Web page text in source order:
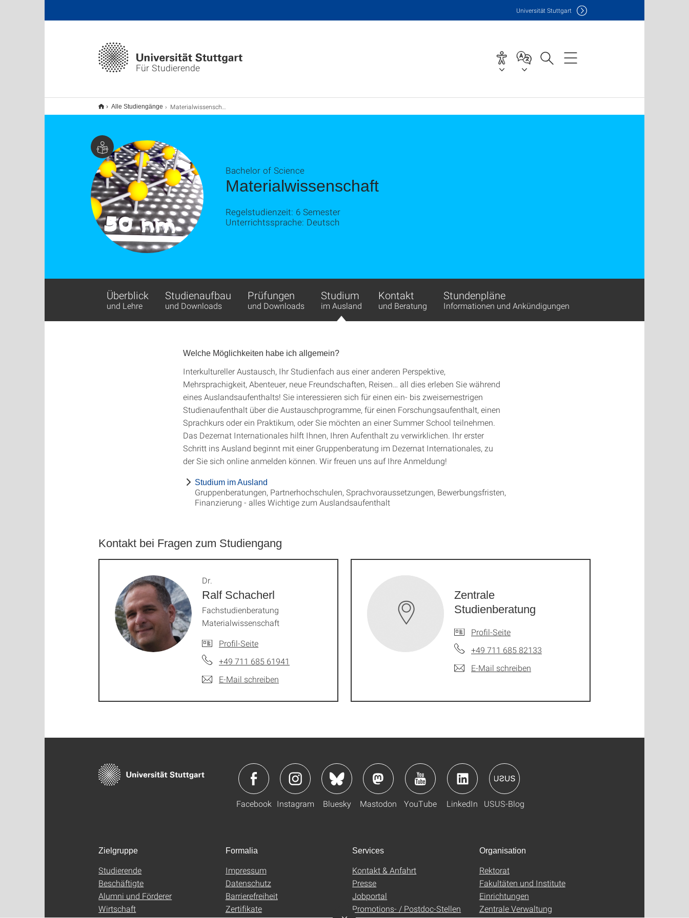
Für Studierende
Universität Stuttgart
Alle Studiengänge Materialwissenschaft B.Sc.
Materialwissenschaft
Bachelor of Science
Regelstudienzeit: 6 Semester
Unterrichtssprache: Deutsch
Überblick
und Lehre
Studienaufbau
und Downloads
Prüfungen
und Downloads
Studium
im Ausland
Kontakt
und Beratung
Stundenpläne
Informationen und Ankündigungen
Welche Möglichkeiten habe ich allgemein?
Interkultureller Austausch, Ihr Studienfach aus einer anderen Perspektive,
Mehrsprachigkeit, Abenteuer, neue Freundschaften, Reisen… all dies erleben Sie während
eines Auslandsaufenthalts! Sie interessieren sich für einen ein- bis zweisemestrigen
Studienaufenthalt über die Austauschprogramme, für einen Forschungsaufenthalt, einen
Sprachkurs oder ein Praktikum, oder Sie möchten an einer Summer School teilnehmen.
Das Dezernat Internationales hilft Ihnen, Ihren Aufenthalt zu verwirklichen. Ihr erster
Schritt ins Ausland beginnt mit einer Gruppenberatung im Dezernat Internationales, zu
der Sie sich online anmelden können. Wir freuen uns auf Ihre Anmeldung!
Studium im Ausland
Gruppenberatungen, Partnerhochschulen, Sprachvoraussetzungen, Bewerbungsfristen,
Finanzierung - alles Wichtige zum Auslandsaufenthalt
Kontakt bei Fragen zum Studiengang
Ralf Schacherl
Dr.
Fachstudienberatung
Materialwissenschaft
Profil-Seite
+49 711 685 61941
E-Mail schreiben
Zentrale
Studienberatung
Profil-Seite
+49 711 685 82133
E-Mail schreiben
Facebook Instagram Bluesky Mastodon YouTube LinkedIn USUS-Blog
Zielgruppe
Studierende
Beschäftigte
Alumni und Förderer
Wirtschaft
Formalia
Impressum
Datenschutz
Barrierefreiheit
Zertifikate
Services
Kontakt & Anfahrt
Presse
Jobportal
Promotions- / Postdoc-Stellen
Organisation
Rektorat
Fakultäten und Institute
Einrichtungen
Zentrale Verwaltung